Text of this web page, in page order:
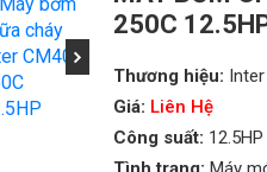
250C
Thương hiệu: Inter
Giá: Liên Hệ
Công suất: